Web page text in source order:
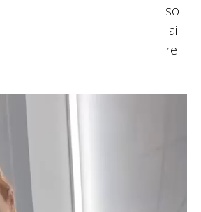
so
lai
re